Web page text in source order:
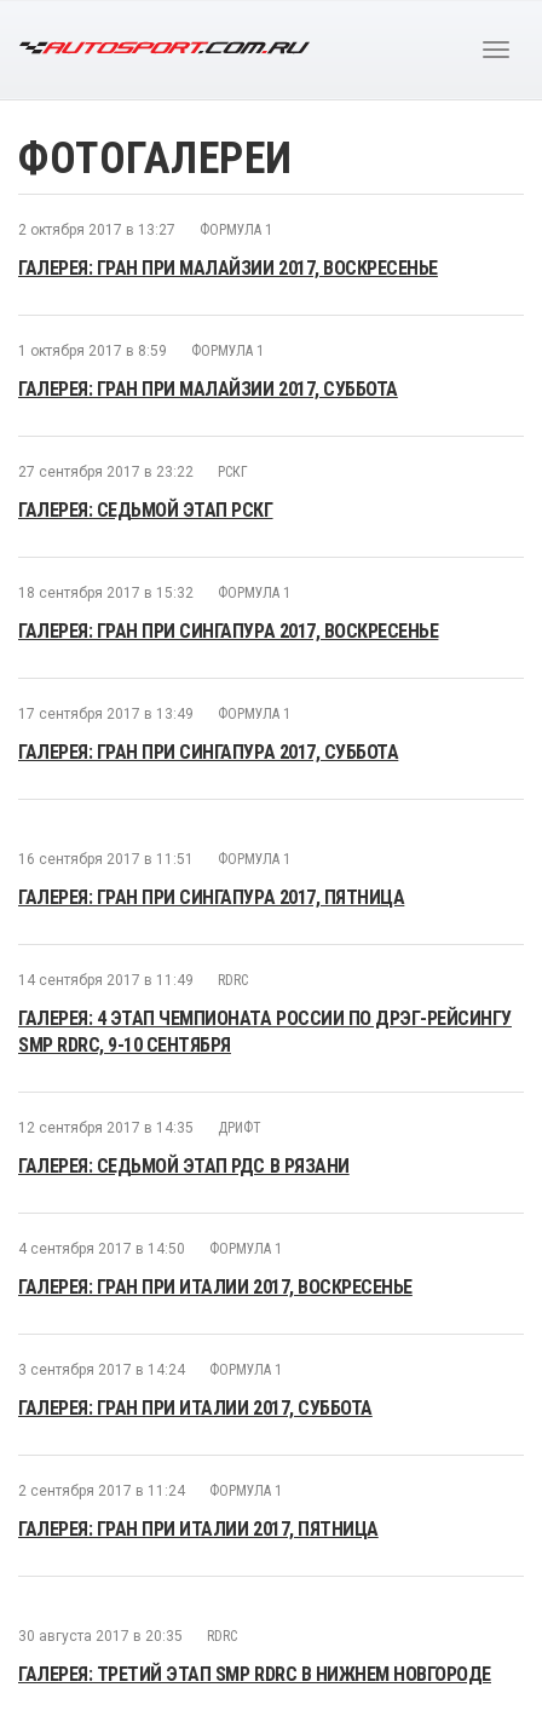
ФОТОГАЛЕРЕИ
2 октября 2017 в 13:27 ФОРМУЛА 1
ГАЛЕРЕЯ: ГРАН ПРИ МАЛАЙЗИИ 2017, ВОСКРЕСЕНЬЕ
1 октября 2017 в 8:59 ФОРМУЛА 1
ГАЛЕРЕЯ: ГРАН ПРИ МАЛАЙЗИИ 2017, СУББОТА
27 сентября 2017 в 23:22 РСКГ
ГАЛЕРЕЯ: СЕДЬМОЙ ЭТАП РСКГ
18 сентября 2017 в 15:32 ФОРМУЛА 1
ГАЛЕРЕЯ: ГРАН ПРИ СИНГАПУРА 2017, ВОСКРЕСЕНЬЕ
17 сентября 2017 в 13:49 ФОРМУЛА 1
ГАЛЕРЕЯ: ГРАН ПРИ СИНГАПУРА 2017, СУББОТА
16 сентября 2017 в 11:51 ФОРМУЛА 1
ГАЛЕРЕЯ: ГРАН ПРИ СИНГАПУРА 2017, ПЯТНИЦА
14 сентября 2017 в 11:49 RDRC
ГАЛЕРЕЯ: 4 ЭТАП ЧЕМПИОНАТА РОССИИ ПО ДРЭГ-РЕЙСИНГУ
SMP RDRC, 9-10 СЕНТЯБРЯ
12 сентября 2017 в 14:35 ДРИФТ
ГАЛЕРЕЯ: СЕДЬМОЙ ЭТАП РДС В РЯЗАНИ
4 сентября 2017 в 14:50 ФОРМУЛА 1
ГАЛЕРЕЯ: ГРАН ПРИ ИТАЛИИ 2017, ВОСКРЕСЕНЬЕ
3 сентября 2017 в 14:24 ФОРМУЛА 1
ГАЛЕРЕЯ: ГРАН ПРИ ИТАЛИИ 2017, СУББОТА
2 сентября 2017 в 11:24 ФОРМУЛА 1
ГАЛЕРЕЯ: ГРАН ПРИ ИТАЛИИ 2017, ПЯТНИЦА
30 августа 2017 в 20:35 RDRC
ГАЛЕРЕЯ: ТРЕТИЙ ЭТАП SMP RDRC В НИЖНЕМ НОВГОРОДЕ